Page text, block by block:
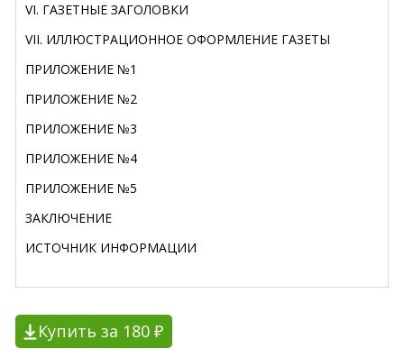
VI. ГАЗЕТНЫЕ ЗАГОЛОВКИ
VII. ИЛЛЮСТРАЦИОННОЕ ОФОРМЛЕНИЕ ГАЗЕТЫ
ПРИЛОЖЕНИЕ №1
ПРИЛОЖЕНИЕ №2
ПРИЛОЖЕНИЕ №3
ПРИЛОЖЕНИЕ №4
ПРИЛОЖЕНИЕ №5
ЗАКЛЮЧЕНИЕ
ИСТОЧНИК ИНФОРМАЦИИ
Купить за 180 ₽